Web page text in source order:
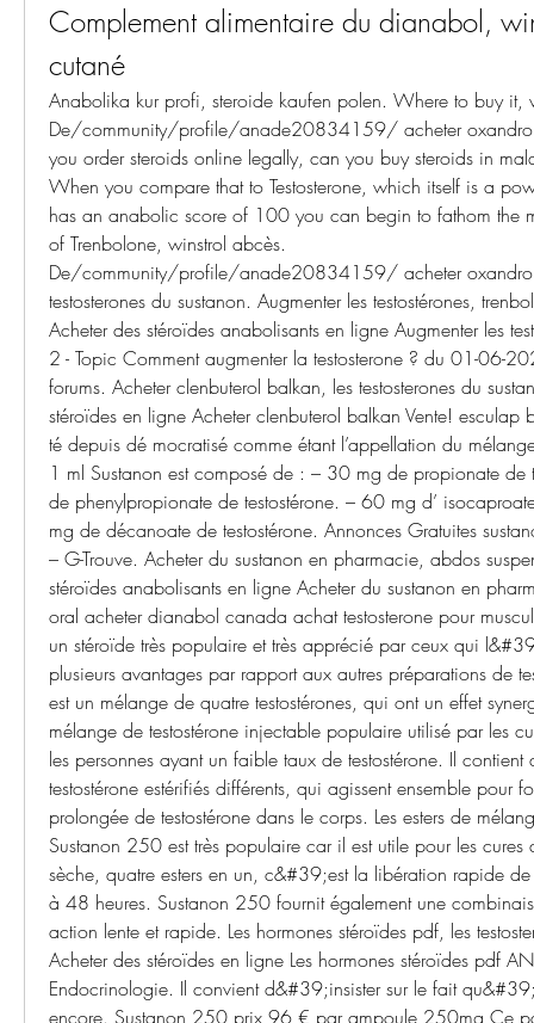
Complement alimentaire du dianabol,
cutané
Anabolika kur profi, steroide kaufen polen. Where to buy it,
De/community/profile/anade20834159/ acheter
you order steroids online legally, can you buy steroids in
When you compare that to Testosterone, which itself is a
has an anabolic score of 100 you can begin to fathom the
of Trenbolone, winstrol abcès.
De/community/profile/anade20834159/ acheter
testosterones du sustanon. Augmenter les testostérones,
Acheter des stéroïdes anabolisants en ligne Augmenter les
2 - Topic Comment augmenter la testosterone ? du 01-06-
forums. Acheter clenbuterol balkan, les testosterones du
stéroïdes en ligne Acheter clenbuterol balkan Vente! esculap
té depuis dé mocratisé comme étant l’appellation du
1 ml Sustanon est composé de : – 30 mg de propionate de
de phenylpropionate de testostérone. – 60 mg d’
mg de décanoate de testostérone. Annonces Gratuites
– G-Trouve. Acheter du sustanon en pharmacie, abdos
stéroïdes anabolisants en ligne Acheter du sustanon en
oral acheter dianabol canada achat testosterone pour
un stéroïde très populaire et très apprécié par ceux qui
plusieurs avantages par rapport aux autres préparations de
est un mélange de quatre testostérones, qui ont un effet
mélange de testostérone injectable populaire utilisé par les
les personnes ayant un faible taux de testostérone. Il
testostérone estérifiés différents, qui agissent ensemble pour
prolongée de testostérone dans le corps. Les esters de
Sustanon 250 est très populaire car il est utile pour les cures
sèche, quatre esters en un, c&#39;est la libération rapide
à 48 heures. Sustanon 250 fournit également une
action lente et rapide. Les hormones stéroïdes pdf, les
Acheter des stéroïdes en ligne Les hormones stéroïdes pdf
Endocrinologie. Il convient d&#39;insister sur le fait
encore. Sustanon 250 prix 96 € par ampoule 250mg Ce